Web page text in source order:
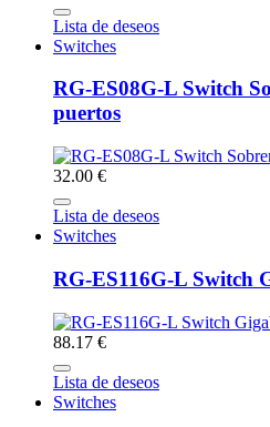
Lista de deseos
Switches
RG-ES08G-L Switch
puertos
32.00 €
Lista de deseos
Switches
RG-ES116G-L Switch
88.17 €
Lista de deseos
Switches